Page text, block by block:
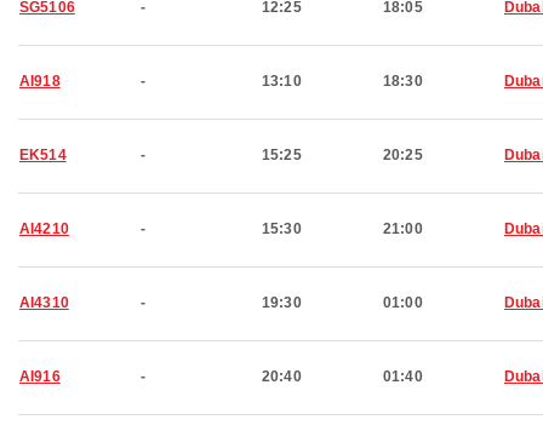
SG5106 - 12:25 18:05
AI918 - 13:10 18:30
EK514 - 15:25 20:25
AI4210 - 15:30 21:00
AI4310 - 19:30 01:00
AI916 - 20:40 01:40